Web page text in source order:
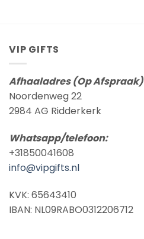
VIP GIFTS
Afhaaladres (Op Afspraak)
Noordenweg 22
2984 AG Ridderkerk
Whatsapp/telefoon:
+31850041608
info@vipgifts.nl
KVK: 65643410
IBAN: NL09RABO0312206712